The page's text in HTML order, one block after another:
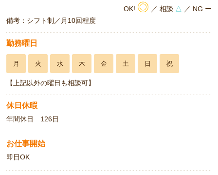
OK! ◎ ／ 相談 △ ／ NG ー
備考：シフト制／月10回程度
勤務曜日
月 火 水 木 金 土 日 祝
【上記以外の曜日も相談可】
休日休暇
年間休日 126日
お仕事開始
即日OK